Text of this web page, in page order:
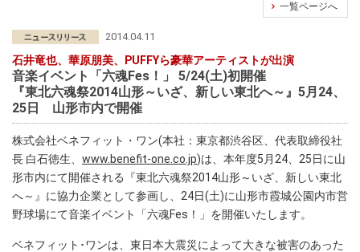
一覧ページへ
2014.04.11
石井竜也、華原朋美、PUFFYら豪華アーティストが出演
音楽イベント「六魂Fes！」 5/24(土)初開催
『東北六魂祭2014山形～いざ、新しい東北へ～』5月24、
25日 山形市内で開催
株式会社ベネフィット・ワン(本社：東京都渋谷区、代表取締役社
長 白石徳生、 www.benefit-one.co.jp)は、本年度5月24、25日に山
形市内にて開催される『東北六魂祭2014山形～いざ、新しい東北
へ～』に協力企業として参画し、24日(土)に山形市霞城公園内市営
野球場にて音楽イベント「六魂Fes！」を開催いたします。
ベネフィット･ワンは、東日本大震災によって大きな被害のあった